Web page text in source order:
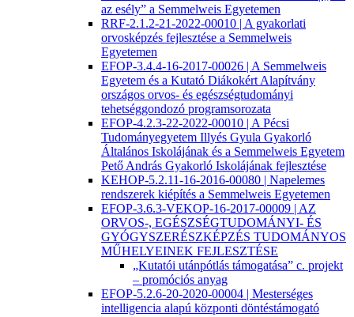
az esély” a Semmelweis Egyetemen
RRF-2.1.2-21-2022-00010 | A gyakorlati
orvosképzés fejlesztése a Semmelweis
Egyetemen
EFOP-3.4.4-16-2017-00026 | A Semmelweis
Egyetem és a Kutató Diákokért Alapítvány
országos orvos- és egészségtudományi
tehetséggondozó programsorozata
EFOP-4.2.3-22-2022-00010 | A Pécsi
Tudományegyetem Illyés Gyula Gyakorló
Általános Iskolájának és a Semmelweis Egyetem
Pető András Gyakorló Iskolájának fejlesztése
KEHOP-5.2.11-16-2016-00080 | Napelemes
rendszerek kiépítés a Semmelweis Egyetemen
EFOP-3.6.3-VEKOP-16-2017-00009 | AZ
ORVOS-, EGÉSZSÉGTUDOMÁNYI- ÉS
GYÓGYSZERÉSZKÉPZÉS TUDOMÁNYOS
MŰHELYEINEK FEJLESZTÉSE
„Kutatói utánpótlás támogatása” c. projekt
– promóciós anyag
EFOP-5.2.6-20-2020-00004 | Mesterséges
intelligencia alapú központi döntéstámogató